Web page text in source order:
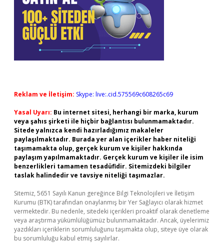
Reklam ve İletişim: Skype: live:.cid.575569c608265c69
Yasal Uyarı: Bu internet sitesi, herhangi bir marka, kurum
veya şahıs şirketi ile hiçbir bağlantısı bulunmamaktadır.
Sitede yalnızca kendi hazırladığımız makaleler
paylaşılmaktadır. Burada yer alan içerikler haber niteliği
taşımamakta olup, gerçek kurum ve kişiler hakkında
paylaşım yapılmamaktadır. Gerçek kurum ve kişiler ile isim
benzerlikleri tamamen tesadüfidir. Sitemizdeki bilgiler
taslak halindedir ve tavsiye niteliği taşımazlar.
Sitemiz, 5651 Sayılı Kanun gereğince Bilgi Teknolojileri ve İletişim
Kurumu (BTK) tarafından onaylanmış bir Yer Sağlayıcı olarak hizmet
vermektedir. Bu nedenle, sitedeki içerikleri proaktif olarak denetleme
veya araştırma yükümlülüğümüz bulunmamaktadır. Ancak, üyelerimiz
yazdıkları içeriklerin sorumluluğunu taşımakta olup, siteye üye olarak
bu sorumluluğu kabul etmiş sayılırlar.